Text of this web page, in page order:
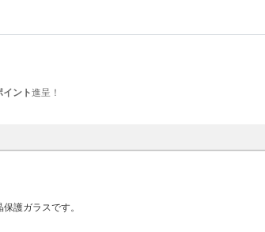
イント進呈！
護ガラスです。